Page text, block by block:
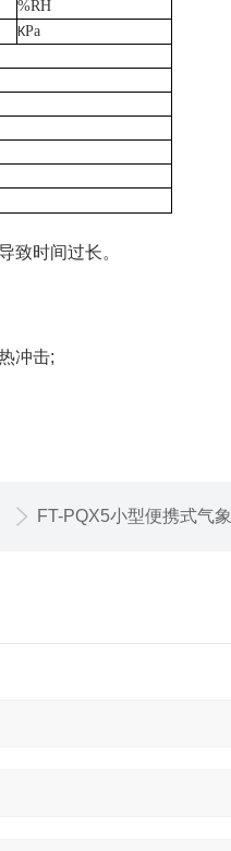
%RH
KPa
时间过长。
冲击;
FT-PQX5小型便携式气